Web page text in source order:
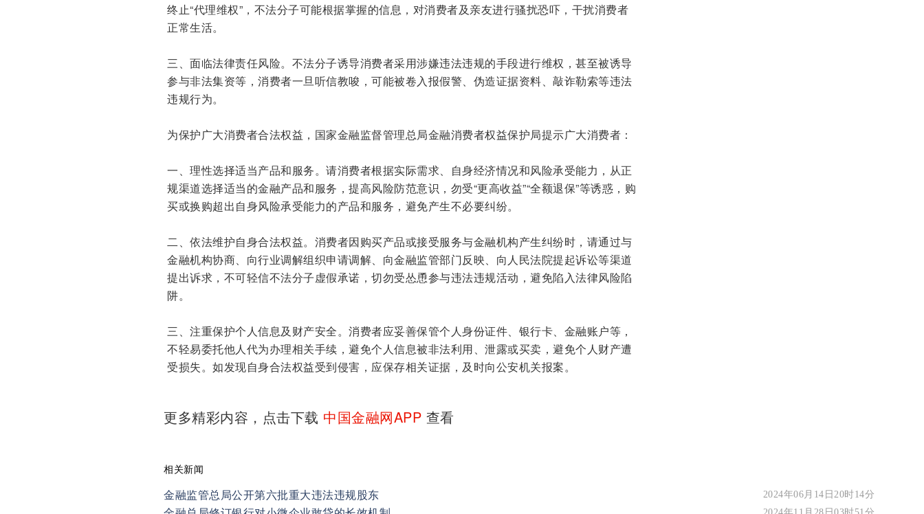
终止“代理维权”，不法分子可能根据掌握的信息，对消费者及亲友进行骚扰恐吓，干扰消费者
正常生活。
三、面临法律责任风险。不法分子诱导消费者采用涉嫌违法违规的手段进行维权，甚至被诱导
参与非法集资等，消费者一旦听信教唆，可能被卷入报假警、伪造证据资料、敲诈勒索等违法
违规行为。
为保护广大消费者合法权益，国家金融监督管理总局金融消费者权益保护局提示广大消费者：
一、理性选择适当产品和服务。请消费者根据实际需求、自身经济情况和风险承受能力，从正
规渠道选择适当的金融产品和服务，提高风险防范意识，勿受“更高收益”“全额退保”等诱惑，购
买或换购超出自身风险承受能力的产品和服务，避免产生不必要纠纷。
二、依法维护自身合法权益。消费者因购买产品或接受服务与金融机构产生纠纷时，请通过与
金融机构协商、向行业调解组织申请调解、向金融监管部门反映、向人民法院提起诉讼等渠道
提出诉求，不可轻信不法分子虚假承诺，切勿受怂恿参与违法违规活动，避免陷入法律风险陷
阱。
三、注重保护个人信息及财产安全。消费者应妥善保管个人身份证件、银行卡、金融账户等，
不轻易委托他人代为办理相关手续，避免个人信息被非法利用、泄露或买卖，避免个人财产遭
受损失。如发现自身合法权益受到侵害，应保存相关证据，及时向公安机关报案。
更多精彩内容，点击下载 中国金融网APP 查看
相关新闻
金融监管总局公开第六批重大违法违规股东 2024年06月14日20时14分